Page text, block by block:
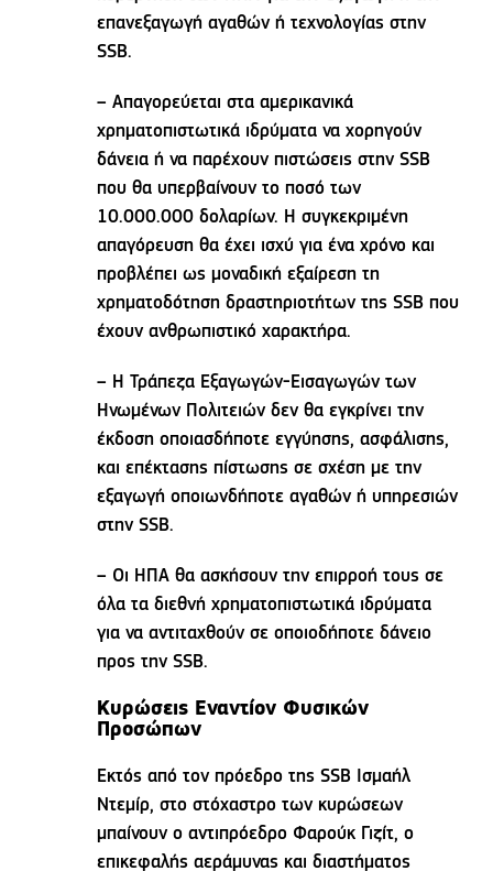
επανεξαγωγή αγαθών ή τεχνολογίας στην
SSB.
– Απαγορεύεται στα αμερικανικά
χρηματοπιστωτικά ιδρύματα να χορηγούν
δάνεια ή να παρέχουν πιστώσεις στην SSB
που θα υπερβαίνουν το ποσό των
10.000.000 δολαρίων. Η συγκεκριμένη
απαγόρευση θα έχει ισχύ για ένα χρόνο και
προβλέπει ως μοναδική εξαίρεση τη
χρηματοδότηση δραστηριοτήτων της SSB που
έχουν ανθρωπιστικό χαρακτήρα.
– Η Τράπεζα Εξαγωγών-Εισαγωγών των
Ηνωμένων Πολιτειών δεν θα εγκρίνει την
έκδοση οποιασδήποτε εγγύησης, ασφάλισης,
και επέκτασης πίστωσης σε σχέση με την
εξαγωγή οποιωνδήποτε αγαθών ή υπηρεσιών
στην SSB.
– Οι ΗΠΑ θα ασκήσουν την επιρροή τους σε
όλα τα διεθνή χρηματοπιστωτικά ιδρύματα
για να αντιταχθούν σε οποιοδήποτε δάνειο
προς την SSB.
Κυρώσεις Εναντίον Φυσικών
Προσώπων
Εκτός από τον πρόεδρο της SSB Ισμαήλ
Ντεμίρ, στο στόχαστρο των κυρώσεων
μπαίνουν ο αντιπρόεδρο Φαρούκ Γιζίτ, ο
επικεφαλής αεράμυνας και διαστήματος